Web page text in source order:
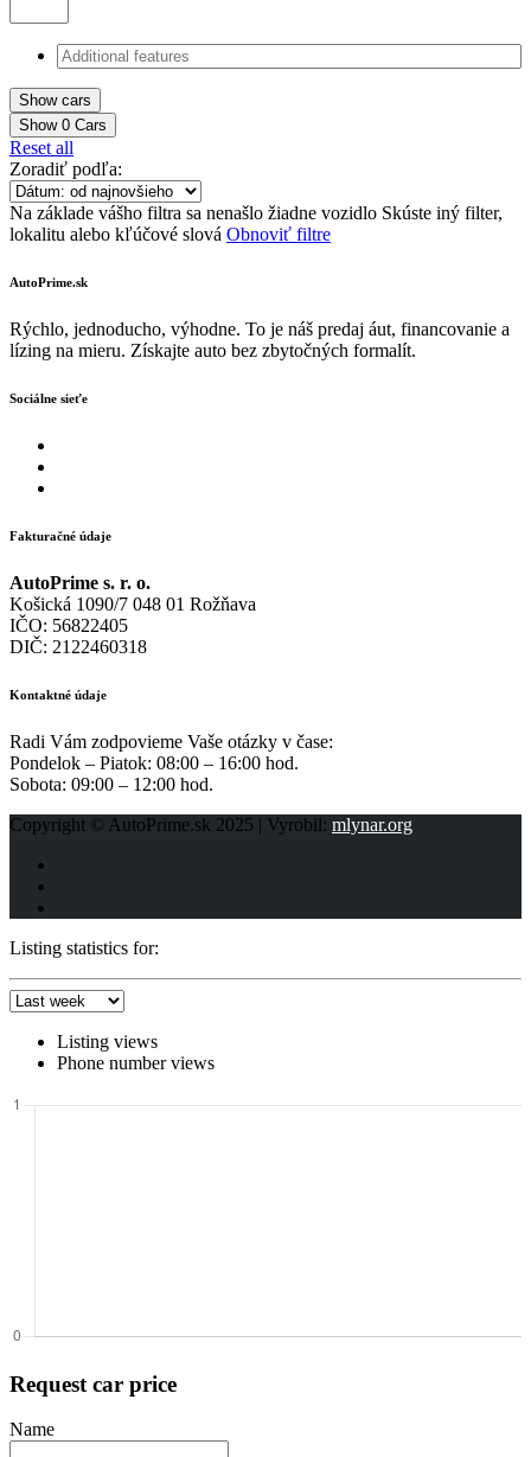
Show 0 Cars
Reset all
Zoradiť podľa:
Na základe vášho filtra sa nenašlo žiadne vozidlo Skúste iný filter,
lokalitu alebo kľúčové slová Obnoviť filtre
AutoPrime.sk
Rýchlo, jednoducho, výhodne. To je náš predaj áut, financovanie a
lízing na mieru. Získajte auto bez zbytočných formalít.
Sociálne sieťe
Fakturačné údaje
AutoPrime s. r. o.
Košická 1090/7 048 01 Rožňava
IČO: 56822405
DIČ: 2122460318
Kontaktné údaje
Radi Vám zodpovieme Vaše otázky v čase:
Pondelok – Piatok: 08:00 – 16:00 hod.
Sobota: 09:00 – 12:00 hod.
Copyright © AutoPrime.sk 2025 | Vyrobil: mlynar.org
Listing statistics for:
Listing views
Phone number views
Request car price
Name